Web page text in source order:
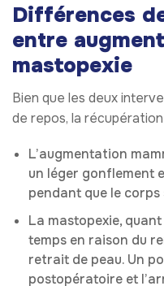
Différences
entre
mastopexie
Bien que les deux
de repos, la
L’augmentation
un léger gonflement
pendant que le corps
La mastopexie,
temps en raison du
retrait de peau. Un
postopératoire et